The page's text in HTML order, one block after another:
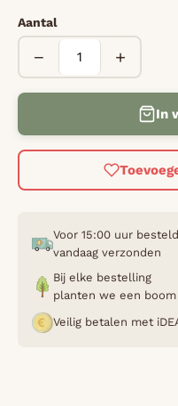
Aantal
− +
In
Voor 15:00 uur
vandaag verzonden
Bij elke bestelling
planten we een boom
Veilig betalen met